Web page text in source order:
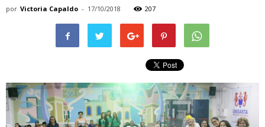
por Victoria Capaldo - 17/10/2018 207